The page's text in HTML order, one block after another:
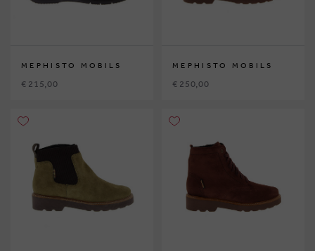
MEPHISTO MOBILS
€ 215,00
MEPHISTO MOBILS
€ 250,00